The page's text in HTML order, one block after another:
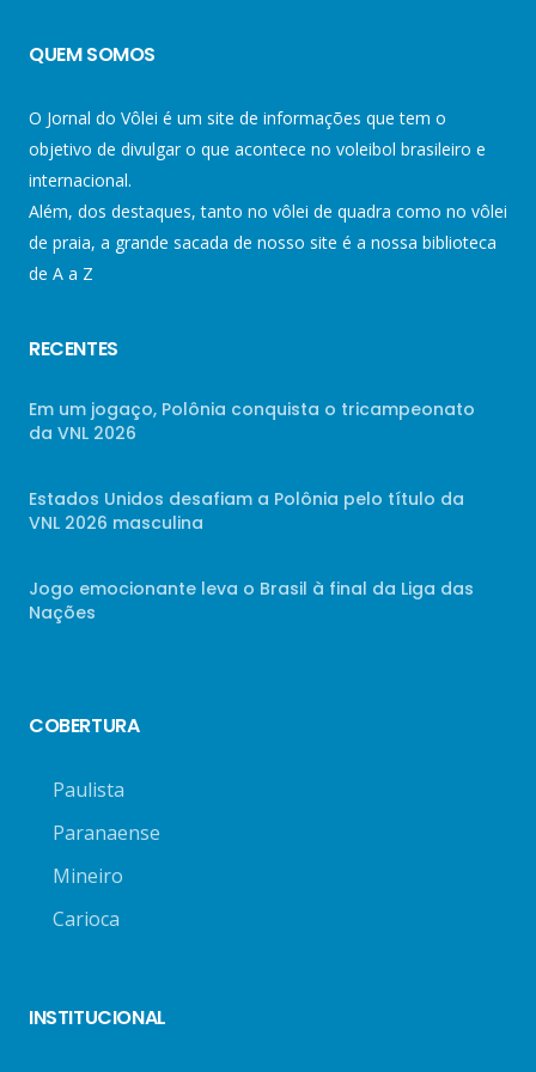
QUEM SOMOS
O Jornal do Vôlei é um site de informações que tem o
objetivo de divulgar o que acontece no voleibol brasileiro e
internacional.
Além, dos destaques, tanto no vôlei de quadra como no vôlei
de praia, a grande sacada de nosso site é a nossa biblioteca
de A a Z
RECENTES
Em um jogaço, Polônia conquista o tricampeonato
da VNL 2026
Estados Unidos desafiam a Polônia pelo título da
VNL 2026 masculina
Jogo emocionante leva o Brasil à final da Liga das
Nações
COBERTURA
Paulista
Paranaense
Mineiro
Carioca
INSTITUCIONAL